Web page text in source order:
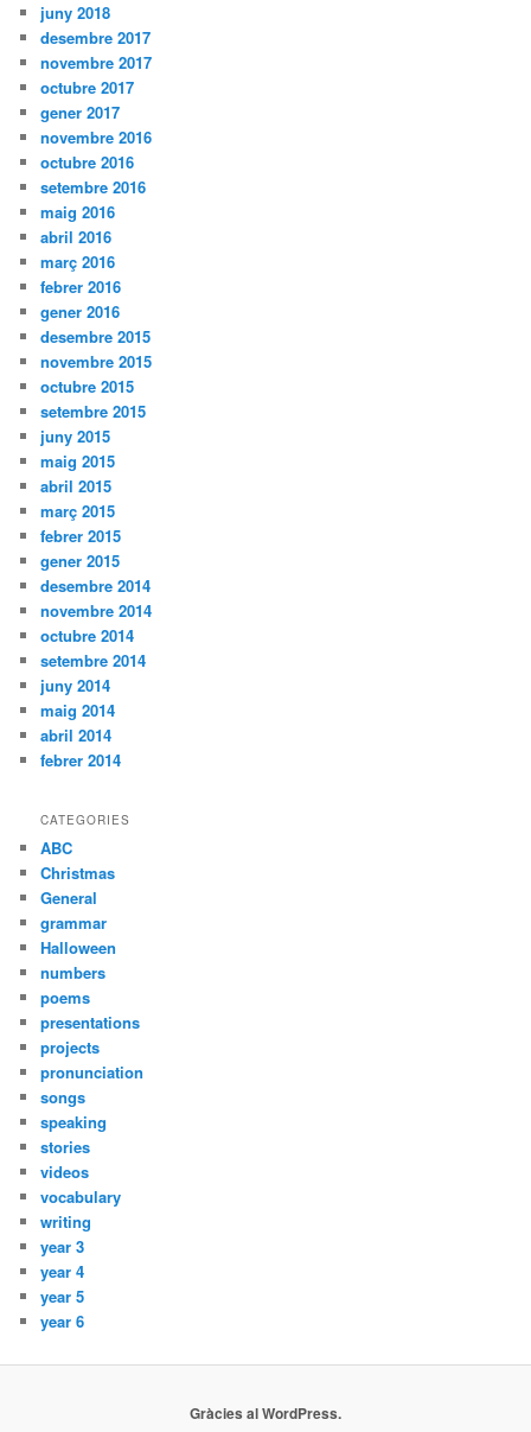
juny 2018
desembre 2017
novembre 2017
octubre 2017
gener 2017
novembre 2016
octubre 2016
setembre 2016
maig 2016
abril 2016
març 2016
febrer 2016
gener 2016
desembre 2015
novembre 2015
octubre 2015
setembre 2015
juny 2015
maig 2015
abril 2015
març 2015
febrer 2015
gener 2015
desembre 2014
novembre 2014
octubre 2014
setembre 2014
juny 2014
maig 2014
abril 2014
febrer 2014
CATEGORIES
ABC
Christmas
General
grammar
Halloween
numbers
poems
presentations
projects
pronunciation
songs
speaking
stories
videos
vocabulary
writing
year 3
year 4
year 5
year 6
Gràcies al WordPress.